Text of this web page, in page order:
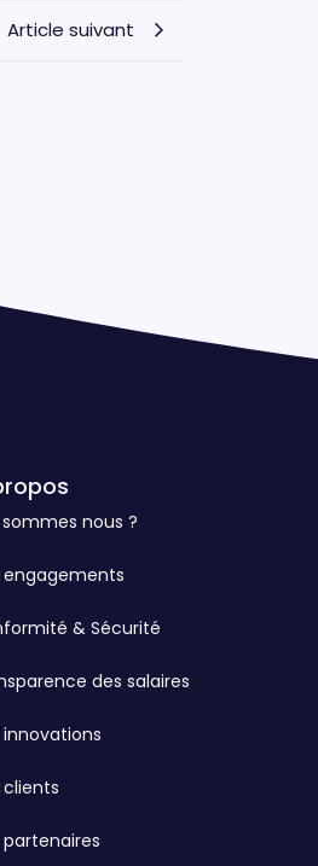
Article suivant
nous ?
engagements
& Sécurité
des salaires
innovations
clients
partenaires